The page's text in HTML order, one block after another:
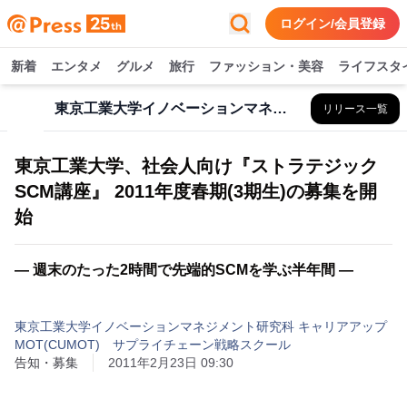
ログイン/会員登録
新着 エンタメ グルメ 旅行 ファッション・美容 ライフスタ
東京工業大学イノベーションマネジメント研究科 キャリアアップMOT(CUMOT) サプライチェーン戦略スクール リリース一覧
東京工業大学、社会人向け『ストラテジック
SCM講座』 2011年度春期(3期生)の募集を開
始
― 週末のたった2時間で先端的SCMを学ぶ半年間 ―
東京工業大学イノベーションマネジメント研究科 キャリアアップ
MOT(CUMOT) サプライチェーン戦略スクール
告知・募集
2011年2月23日 09:30